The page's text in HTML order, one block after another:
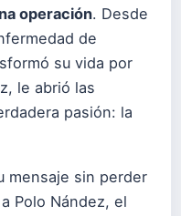
operación. Desde
de
su vida por
le abrió las
pasión: la
mensaje sin perder
Polo Nández, el